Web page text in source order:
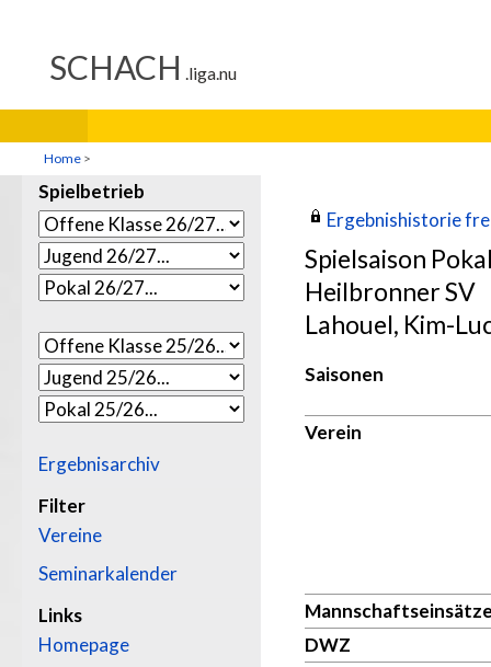
Home >
Spielbetrieb
Ergebnisarchiv
Filter
Vereine
Seminarkalender
Links
Homepage
Ergebnishistorie
Spielsaison
Heilbronner SV
Lahouel, Kim-
Saisonen
Verein
DWZ